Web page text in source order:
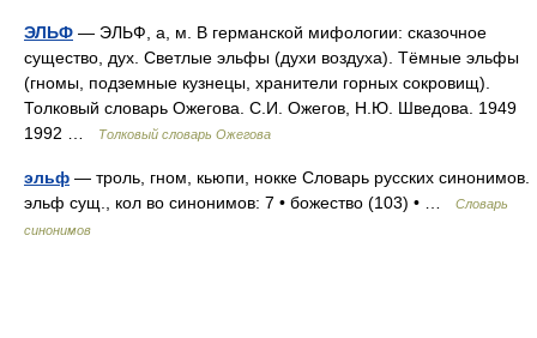
ЭЛЬФ — ЭЛЬФ, а, м. В германской мифологии: сказочное
существо, дух. Светлые эльфы (духи воздуха). Тёмные эльфы
(гномы, подземные кузнецы, хранители горных сокровищ).
Толковый словарь Ожегова. С.И. Ожегов, Н.Ю. Шведова. 1949
1992 …
Толковый словарь Ожегова
эльф — троль, гном, кьюпи, нокке Словарь русских синонимов.
эльф сущ., кол во синонимов: 7 • божество (103) • …
Словарь
синонимов